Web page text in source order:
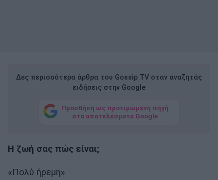
Δες περισσότερα άρθρα του Gossip TV όταν αναζητάς
ειδήσεις στην Google
Προσθήκη ως προτιμώμενη πηγή
στα αποτελέσματα Google
Η ζωή σας πώς είναι;
«Πολύ ήρεμη»